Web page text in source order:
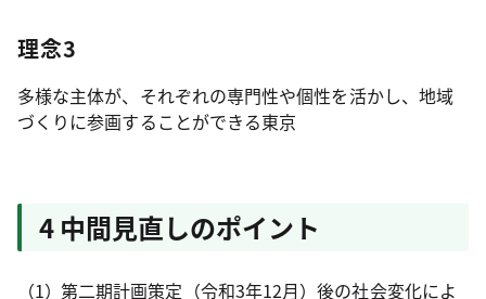
理念3
多様な主体が、それぞれの専門性や個性を活かし、地域
づくりに参画することができる東京
4 中間見直しのポイント
第二期計画策定（令和3年12月）後の社会変化によ